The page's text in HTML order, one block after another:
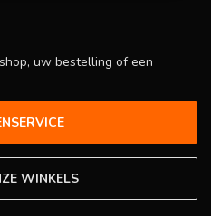
uw bestelling of een
WINKELS